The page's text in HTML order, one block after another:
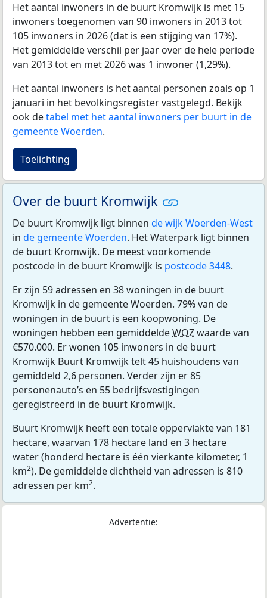
Het aantal inwoners in de buurt Kromwijk is met 15
inwoners toegenomen van 90 inwoners in 2013 tot
105 inwoners in 2026 (dat is een stijging van 17%).
Het gemiddelde verschil per jaar over de hele periode
van 2013 tot en met 2026 was 1 inwoner (1,29%).
Het aantal inwoners is het aantal personen zoals op 1
januari in het bevolkingsregister vastgelegd. Bekijk
ook detabel met het aantal inwoners per buurt in de
gemeente Woerden.
Toelichting
Over de buurt Kromwijk
De buurt Kromwijk ligt binnen de wijk Woerden-West
in de gemeente Woerden. Het Waterpark ligt binnen
de buurt Kromwijk. De meest voorkomende
postcode in de buurt Kromwijk is postcode 3448.
Er zijn 59 adressen en 38 woningen in de buurt
Kromwijk in de gemeente Woerden. 79% van de
woningen in de buurt is een koopwoning. De
woningen hebben een gemiddeldeWOZwaarde van
€570.000. Er wonen 105 inwoners in de buurt
Kromwijk Buurt Kromwijk telt 45 huishoudens van
gemiddeld 2,6 personen. Verder zijn er 85
personenauto’s en 55 bedrijfsvestigingen
geregistreerd in de buurt Kromwijk.
Buurt Kromwijk heeft een totale oppervlakte van 181
hectare, waarvan 178 hectare land en 3 hectare
water (honderd hectare is één vierkante kilometer, 1
km2). De gemiddelde dichtheid van adressen is 810
adressen per km2.
Advertentie: